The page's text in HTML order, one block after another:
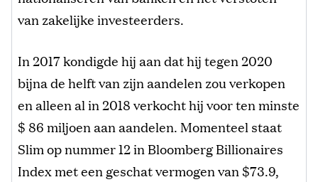
van zakelijke investeerders.
In 2017 kondigde hij aan dat hij tegen 2020
bijna de helft van zijn aandelen zou verkopen
en alleen al in 2018 verkocht hij voor ten minste
$ 86 miljoen aan aandelen. Momenteel staat
Slim op nummer 12 in Bloomberg Billionaires
Index met een geschat vermogen van $73.9,